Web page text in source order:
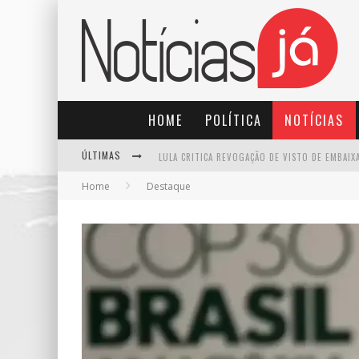
HOME POLÍTICA NOTÍCIAS
ÚLTIMAS
TRE-SP FORMA MAIORIA PARA MANTER PABLO
Home Destaque